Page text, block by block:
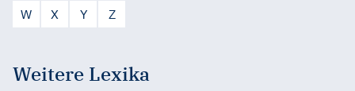
W
X Y Z
Weitere Lexika